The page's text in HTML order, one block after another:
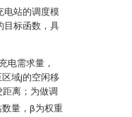
电站的调度模
目标函数，具
电需求量，
域j的空闲移
离； 为做调
量，β为权重